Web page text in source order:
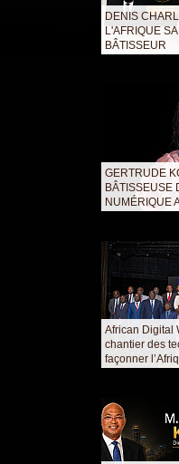
DENIS
L'AFRIQUE
BÂTISSEUR
GERTRUDE
BÂTISSEUSE
NUMÉRIQUE
African Digital
chantier des
façonner